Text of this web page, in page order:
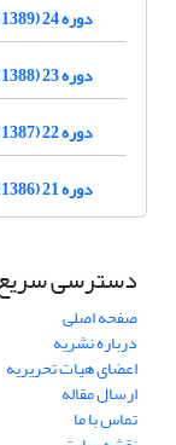
دوره 24 (1389)
دوره 23 (1388)
دوره 22 (1387)
دوره 21 (1386)
دسترسی
صفحه اصلی
درباره نشریه
اعضای هیات تحریریه
ارسال مقاله
تماس با ما